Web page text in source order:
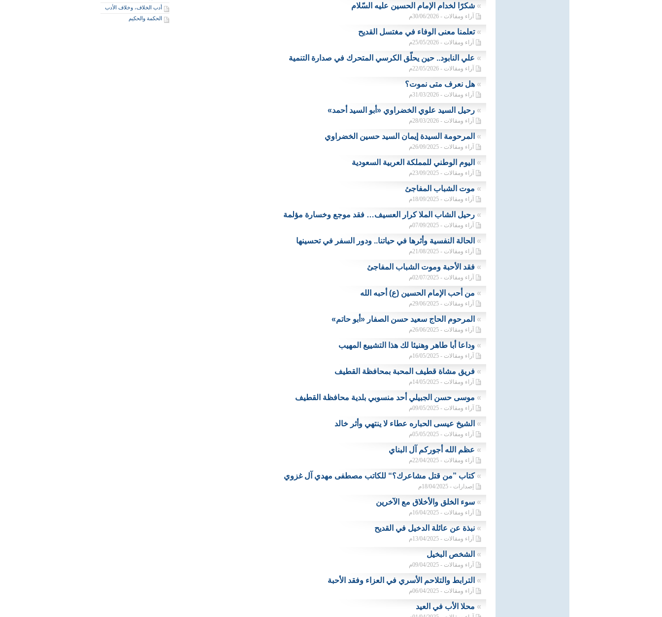
أدب الخلاف، وخلاف الأدب
الحكمة والحكيم
» شكرًا لخدام الإمام الحسين عليه السّلام
آراء ومقالات - 30/06/2026م
»تعلمنا معنى الوفاء في مغتسل القديح
آراء ومقالات - 25/05/2026م
» علي النابود.. حين يحلّق الكرسي المتحرك في صدارة التنمية
آراء ومقالات - 22/05/2026م
» هل نعرف متى نموت؟
آراء ومقالات - 31/03/2026م
» رحيل السيد علوي الخضراوي «أبو السيد أحمد»
آراء ومقالات - 28/03/2026م
» المرحومة السيدة إيمان السيد حسين الخضراوي
آراء ومقالات - 26/09/2025م
» اليوم الوطني للمملكة العربية السعودية
آراء ومقالات - 23/09/2025م
» موت الشباب المفاجئ
آراء ومقالات - 18/09/2025م
» رحيل الشاب الملا كرار العسيف… فقد موجع وخسارة مؤلمة
آراء ومقالات - 07/09/2025م
» الحالة النفسية وأثرها في حياتنا.. ودور السفر في تحسينها
آراء ومقالات - 21/08/2025م
» فقد الأحبة وموت الشباب المفاجئ
آراء ومقالات - 02/07/2025م
» من أحب الإمام الحسين (ع) أحبه الله
آراء ومقالات - 29/06/2025م
» المرحوم الحاج سعيد حسن الصفار «أبو حاتم»
آراء ومقالات - 26/06/2025م
» وداعا أبا طاهر وهنيئا لك هذا التشييع المهيب
آراء ومقالات - 16/05/2025م
» فريق مشاة قطيف المحبة بمحافظة القطيف
آراء ومقالات - 14/05/2025م
» موسى حسن الجبيلي أحد منسوبي بلدية محافظة القطيف
آراء ومقالات - 09/05/2025م
» الشيخ عيسى الحباره عطاء لا ينتهي وأثر خالد
آراء ومقالات - 05/05/2025م
» عظم الله أجوركم آل البناي
آراء ومقالات - 22/04/2025م
»كتاب ”من قتل مشاعرك؟“ للكاتب مصطفى مهدي آل غزوي
إصدارات - 18/04/2025م
» سوء الخلق والأخلاق مع الآخرين
آراء ومقالات - 16/04/2025م
» نبذة عن عائلة الدخيل في القديح
آراء ومقالات - 13/04/2025م
» الشخص البخيل
آراء ومقالات - 09/04/2025م
» الترابط والتلاحم الأسري في العزاء وفقد الأحبة
آراء ومقالات - 06/04/2025م
» محلا الأب في العيد